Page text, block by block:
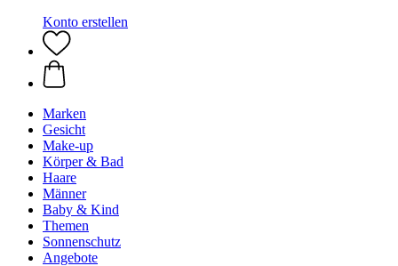
Konto erstellen
Marken
Gesicht
Make-up
Körper & Bad
Haare
Männer
Baby & Kind
Themen
Sonnenschutz
Angebote